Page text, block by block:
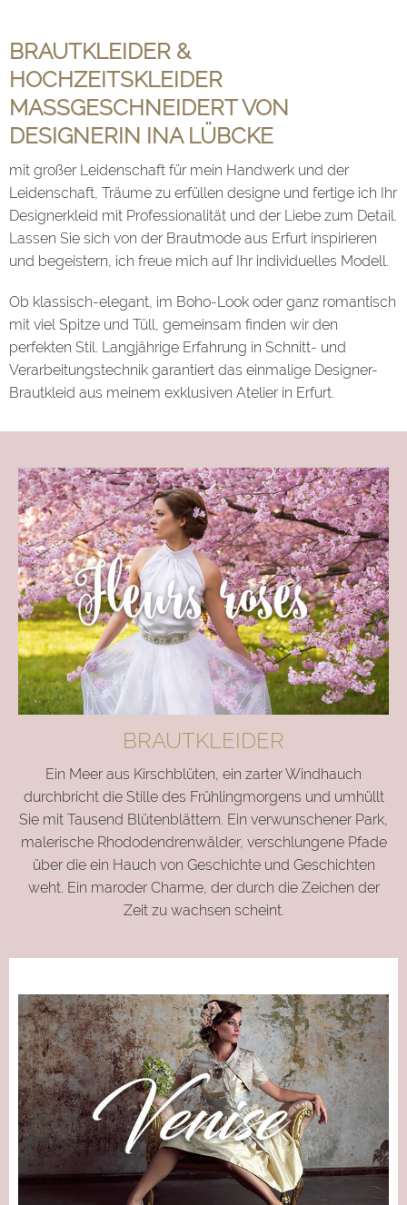
BRAUTKLEIDER &
HOCHZEITSKLEIDER
MASSGESCHNEIDERT VON D
ESIGNERIN INA LÜBCKE
mit großer Leidenschaft für mein Handwerk und der
Leidenschaft, Träume zu erfüllen designe und fertige ich Ihr
Designerkleid mit Professionalität und der Liebe zum Detail.
Lassen Sie sich von der Brautmode aus Erfurt inspirieren
und begeistern, ich freue mich auf Ihr individuelles Modell.
Ob klassisch-elegant, im Boho-Look oder ganz romantisch
mit viel Spitze und Tüll, gemeinsam finden wir den
perfekten Stil. Langjährige Erfahrung in Schnitt- und
Verarbeitungstechnik garantiert das einmalige Designer-
Brautkleid aus meinem exklusiven Atelier in Erfurt.
BRAUTKLEIDER
Ein Meer aus Kirschblüten, ein zarter Windhauch
durchbricht die Stille des Frühlingmorgens und umhüllt
Sie mit Tausend Blütenblättern. Ein verwunschener Park,
malerische Rhododendrenwälder, verschlungene Pfade
über die ein Hauch von Geschichte und Geschichten
weht. Ein maroder Charme, der durch die Zeichen der
Zeit zu wachsen scheint.